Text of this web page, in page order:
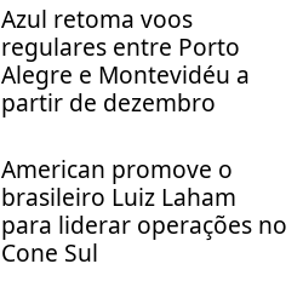
Azul retoma voos
regulares entre Porto
Alegre e Montevidéu a
partir de dezembro
American promove o
brasileiro Luiz Laham
para liderar operações no
Cone Sul